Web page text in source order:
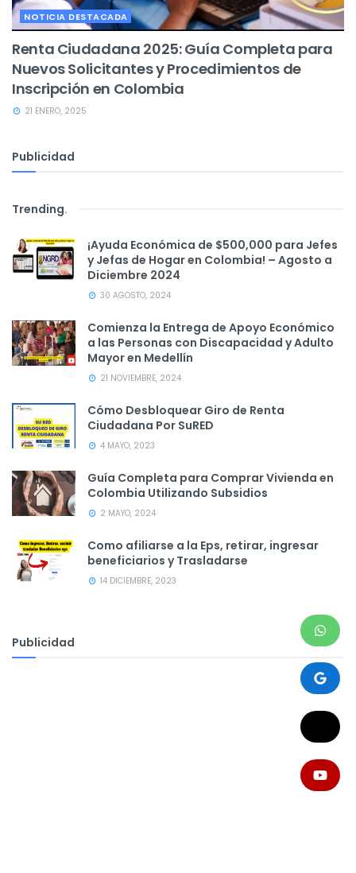
NOTICIA DESTACADA
Renta Ciudadana 2025: Guía Completa para
Nuevos Solicitantes y Procedimientos de
Inscripción en Colombia
21 ENERO, 2025
Publicidad
Trending.
¡Ayuda Económica de $500,000 para Jefes
y Jefas de Hogar en Colombia! – Agosto a
Diciembre 2024
30 AGOSTO, 2024
Comienza la Entrega de Apoyo Económico
a las Personas con Discapacidad y Adulto
Mayor en Medellín
21 NOVIEMBRE, 2024
Cómo Desbloquear Giro de Renta
Ciudadana Por SuRED
4 MAYO, 2023
Guía Completa para Comprar Vivienda en
Colombia Utilizando Subsidios
2 MAYO, 2024
Como afiliarse a la Eps, retirar, ingresar
beneficiarios y Trasladarse
14 DICIEMBRE, 2023
Publicidad